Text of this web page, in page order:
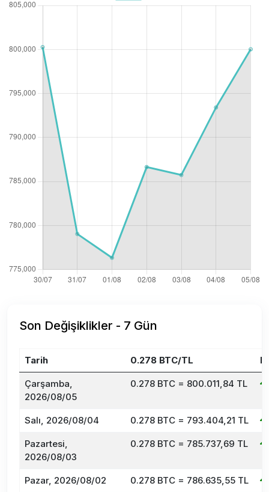
Son Değişiklikler - 7 Gün
Tarih 0.278 BTC/TL
Çarşamba,
2026/08/05
0.278 BTC = 800.011,84 TL
Salı, 2026/08/04 0.278 BTC = 793.404,21 TL
Pazartesi,
2026/08/03
0.278 BTC = 785.737,69 TL
Pazar, 2026/08/02 0.278 BTC = 786.635,55 TL